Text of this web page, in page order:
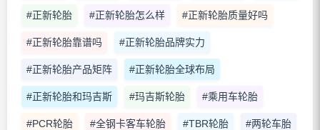
#正新轮胎 #正新轮胎怎么样 #正新轮胎质量好吗
#正新轮胎靠谱吗 #正新轮胎品牌实力
#正新轮胎产品矩阵 #正新轮胎全球布局
#正新轮胎和玛吉斯 #玛吉斯轮胎 #乘用车轮胎
#PCR轮胎 #全钢卡客车轮胎 #TBR轮胎 #两轮车胎